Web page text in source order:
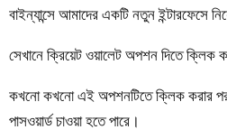
বাইন্যান্সে আমাদের একটি নতুন ইন্টারফেসে
সেখানে ক্রিয়েট ওয়ালেট অপশন দিতে ক্লিক
কখনো কখনো এই অপশনটিতে ক্লিক করার পর
পাসওয়ার্ড চাওয়া হতে পারে।